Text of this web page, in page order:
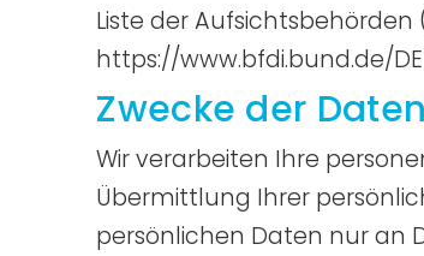
Liste der
https://www.bfdi.bund.de/
Zwecke der
Wir verarbeiten Ihre
Übermittlung Ihrer
persönlichen Daten nur an